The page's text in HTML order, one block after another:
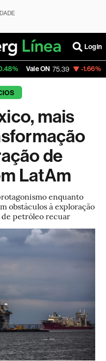
Login
75.39 -1.66% Itaú PN 41.83
mais
de
LatAm
enquanto
obstáculos à exploração
de petróleo recuar